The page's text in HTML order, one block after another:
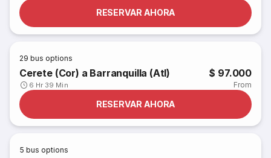
RESERVAR AHORA
29 bus options
Cerete (Cor) a Barranquilla (Atl)
6 Hr 39 Min
$ 97.000
From
RESERVAR AHORA
5 bus options